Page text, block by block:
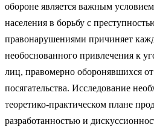
обороне является важным
населения в борьбу с
правонарушениями причиняет
необоснованного привлечения к
лиц, правомерно оборонявшихся
посягательства. Исследование
теоретико-практическом плане
разработанностью и